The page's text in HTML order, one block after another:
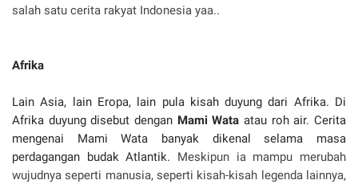
salah satu cerita rakyat Indonesia yaa..
Afrika
Lain Asia, lain Eropa, lain pula kisah duyung dari Afrika. Di
Afrika duyung disebut dengan Mami Wata atau roh air. Cerita
mengenai Mami Wata banyak dikenal selama masa
perdagangan budak Atlantik. Meskipun ia mampu merubah
wujudnya seperti manusia, seperti kisah-kisah legenda lainnya,